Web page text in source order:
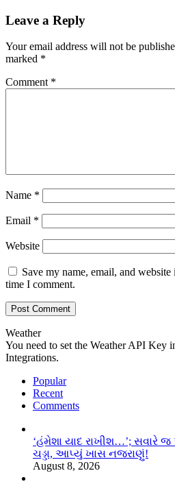
Leave a Reply
Your email address will not be
marked *
Comment *
Name *
Email *
Website
Save my name, email, and
time I comment.
Weather
You need to set the Weather API Key
Integrations.
Popular
Recent
Comments
‘હંમેશા યાદ રાખીશ…’; સવારે જ
ચડ્ડા, આપ્યું ખાસ નજરાણું!
August 8, 2026